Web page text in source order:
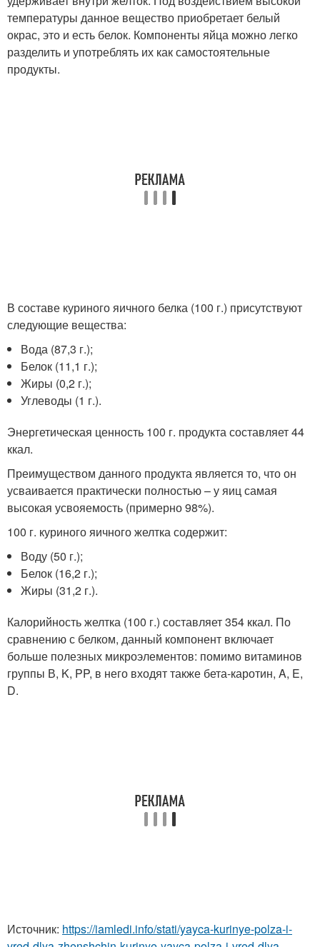
температуры данное вещество приобретает белый
окрас, это и есть белок. Компоненты яйца можно легко
разделить и употреблять их как самостоятельные
продукты.
В составе куриного яичного белка (100 г.) присутствуют
следующие вещества:
Вода (87,3 г.);
Белок (11,1 г.);
Жиры (0,2 г.);
Углеводы (1 г.).
Энергетическая ценность 100 г. продукта составляет 44
ккал.
Преимуществом данного продукта является то, что он
усваивается практически полностью – у яиц самая
высокая усвояемость (примерно 98%).
100 г. куриного яичного желтка содержит:
Воду (50 г.);
Белок (16,2 г.);
Жиры (31,2 г.).
Калорийность желтка (100 г.) составляет 354 ккал. По
сравнению с белком, данный компонент включает
больше полезных микроэлементов: помимо витаминов
группы В, K, PP, в него входят также бета-каротин, A, E,
D.
Источник: https://iamledi.info/stati/yayca-kurinye-polza-i-